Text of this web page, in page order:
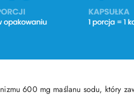
600 mg maślanu sodu, który